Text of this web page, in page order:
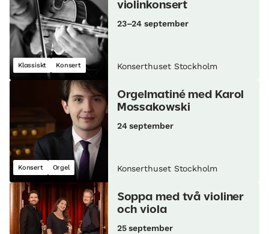
Klassiskt Konsert
violinkonsert
23–24 september
Konserthuset Stockholm
Konsert Orgel
Orgelmatiné med Karol
Mossakowski
24 september
Konserthuset Stockholm
Soppa med två violiner
och viola
25 september